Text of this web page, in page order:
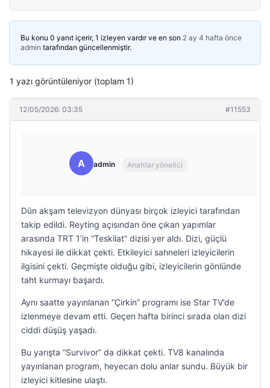
Bu konu 0 yanıt içerir, 1 izleyen vardır ve en son 2 ay 4 hafta önce
admin tarafından güncellenmiştir.
1 yazı görüntüleniyor (toplam 1)
12/05/2026: 03:35 #11553
A admin Anahtar yönetici
Dün akşam televizyon dünyası birçok izleyici tarafından
takip edildi. Reyting açısından öne çıkan yapımlar
arasında TRT 1’in “Teskilat” dizisi yer aldı. Dizi, güçlü
hikayesi ile dikkat çekti. Etkileyici sahneleri izleyicilerin
ilgisini çekti. Geçmişte olduğu gibi, izleyicilerin gönlünde
taht kurmayı başardı.
Aynı saatte yayınlanan “Çirkin” programı ise Star TV’de
izlenmeye devam etti. Geçen hafta birinci sırada olan dizi
ciddi düşüş yaşadı.
Bu yarışta “Survivor” da dikkat çekti. TV8 kanalında
yayınlanan program, heyecan dolu anlar sundu. Büyük bir
izleyici kitlesine ulaştı.